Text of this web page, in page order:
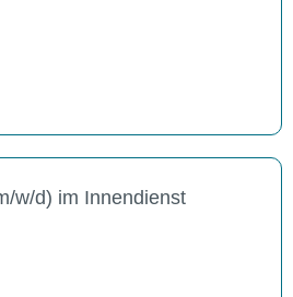
w/d) im Innendienst